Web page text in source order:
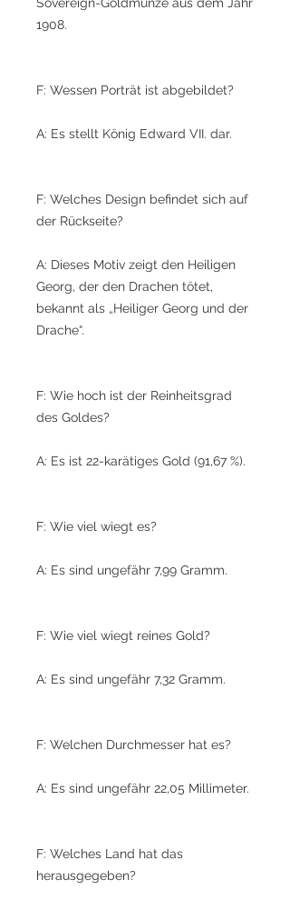
1908.
F: Wessen Porträt ist abgebildet?
A: Es stellt König Edward VII. dar.
F: Welches Design befindet sich auf
der Rückseite?
A: Dieses Motiv zeigt den Heiligen
Georg, der den Drachen tötet,
bekannt als „Heiliger Georg und der
Drache“.
F: Wie hoch ist der Reinheitsgrad
des Goldes?
A: Es ist 22-karätiges Gold (91,67 %).
F: Wie viel wiegt es?
A: Es sind ungefähr 7,99 Gramm.
F: Wie viel wiegt reines Gold?
A: Es sind ungefähr 7,32 Gramm.
F: Welchen Durchmesser hat es?
A: Es sind ungefähr 22,05 Millimeter.
F: Welches Land hat das
herausgegeben?